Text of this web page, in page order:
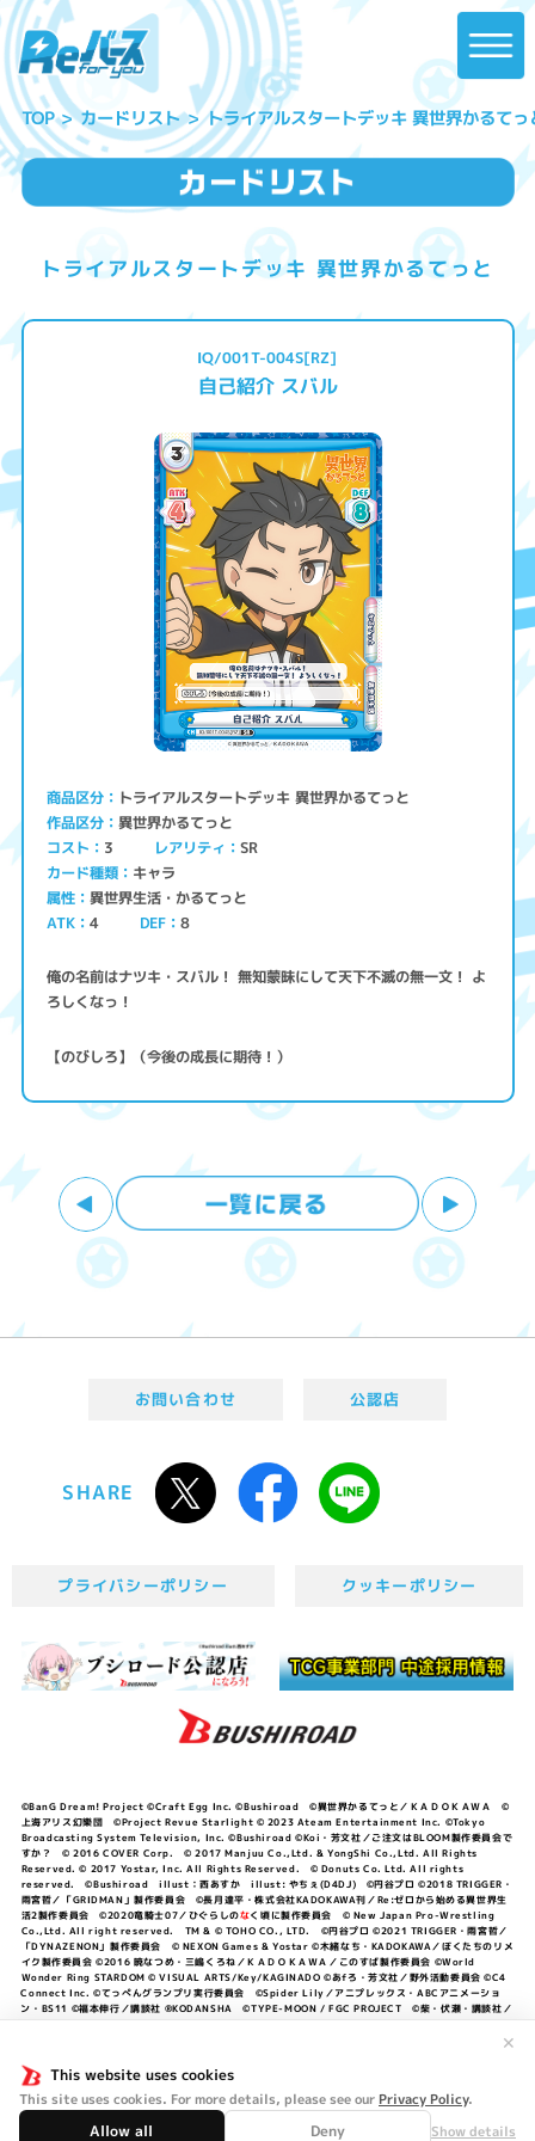
This website uses cookies
This site uses cookies. For more details, please see our Privacy Policy.
Allow all Deny Show details
✕
TOP カードリスト トライアルスタートデッキ 異世界かるてっ
トライアルスタートデッキ 異世界かるてっと
IQ/001T-004S[RZ]
自己紹介 スバル
商品区分 トライアルスタートデッキ 異世界かるてっと
作品区分 異世界かるてっと
コスト 3 レアリティ SR
カード種類 キャラ
属性 異世界生活・かるてっと
ATK 4 DEF 8
俺の名前はナツキ・スバル！ 無知蒙昧にして天下不滅の無一文！ よ
ろしくなっ！
【のびしろ】（今後の成長に期待！）
お問い合わせ 公認店
SHARE
プライバシーポリシー クッキーポリシー
©BanG Dream! Project ©Craft Egg Inc. ©Bushiroad ©異世界かるてっと／ＫＡＤＯＫＡＷＡ ©
上海アリス幻樂団 ©Project Revue Starlight © 2023 Ateam Entertainment Inc. ©Tokyo
Broadcasting System Television, Inc. ©Bushiroad ©Koi・芳文社／ご注文はBLOOM製作委員会で
すか？ © 2016 COVER Corp. © 2017 Manjuu Co.,Ltd. & YongShi Co.,Ltd. All Rights
Reserved. © 2017 Yostar, Inc. All Rights Reserved. © Donuts Co. Ltd. All rights
reserved. ©Bushiroad illust：西あすか illust: やちぇ(D4DJ) ©円谷プロ ©2018 TRIGGER・
雨宮哲／「GRIDMAN」製作委員会 ©長月達平・株式会社KADOKAWA刊／Re:ゼロから始める異世界生
活2製作委員会 ©2020竜騎士07／ひぐらしのなく頃に製作委員会 © New Japan Pro-Wrestling
Co.,Ltd. All right reserved. TM & © TOHO CO., LTD. ©円谷プロ ©2021 TRIGGER・雨宮哲／
「DYNAZENON」製作委員会 © NEXON Games & Yostar ©木緒なち・KADOKAWA／ぼくたちのリメ
イク製作委員会 ©2016 暁なつめ・三嶋くろね／ＫＡＤＯＫＡＷＡ／このすば製作委員会 ©World
Wonder Ring STARDOM © VISUAL ARTS/Key/KAGINADO ©あfろ・芳文社／野外活動委員会 ©C4
Connect Inc. ©てっぺんグランプリ実行委員会 ©Spider Lily／アニプレックス・ABCアニメーショ
ン・BS11 ©福本伸行／講談社 ®KODANSHA ©TYPE-MOON / FGC PROJECT ©柴・伏瀬・講談社／
©中村力斗・野澤ゆき子／集英社・君のことが大大大大大好きな製作委員会 ©IIS-P／ぽんのみち製作委
員会 ©円谷プロ ©2023 TRIGGER・雨宮哲／「劇場版グリッドマンユニバース」製作委員会 © NEXON
Games／アビドス商店街 ©プロジェクトラブライブ！蓮ノ空女学院スクールアイドルクラブ ©「勇気爆
発バーンブレイバーン」製作委員会